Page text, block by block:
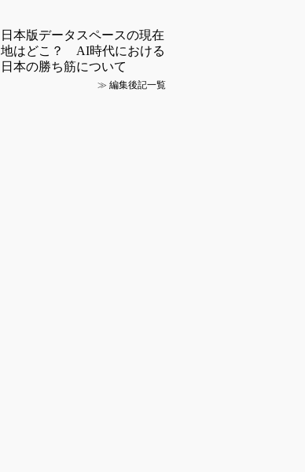
日本版データスペースの現在
地はどこ？ AI時代における
日本の勝ち筋について
≫ 編集後記一覧